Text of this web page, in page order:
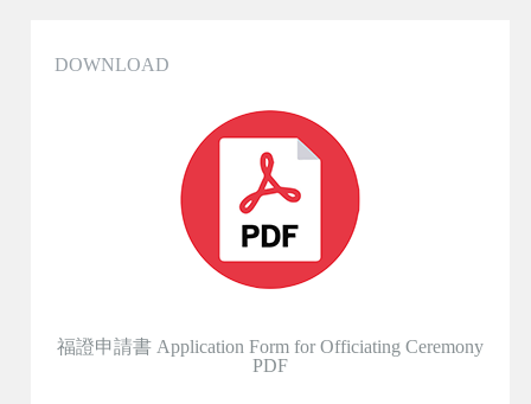
DOWNLOAD
福證申請書 Application Form for Officiating Ceremony
PDF